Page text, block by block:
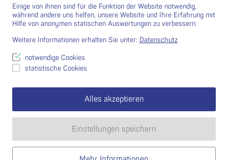
Einige von ihnen sind für die Funktion der Website notwendig,
während andere uns helfen, unsere Website und Ihre Erfahrung mit
Hilfe von anonymen statischen Auswertungen zu verbessern.
Weitere Informationen erhalten Sie unter: Datenschutz
notwendige Cookies
statistische Cookies
Alles akzeptieren
Einstellungen speichern